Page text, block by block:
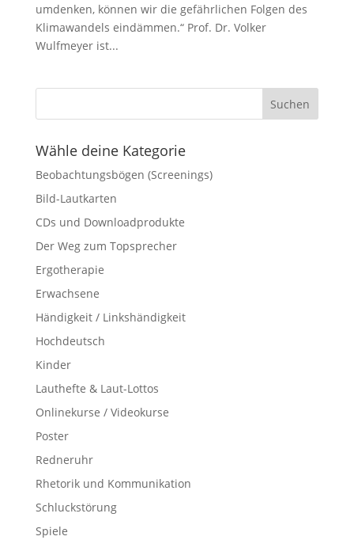
umdenken, können wir die gefährlichen Folgen des
Klimawandels eindämmen.“ Prof. Dr. Volker
Wulfmeyer ist...
Wähle deine Kategorie
Beobachtungsbögen (Screenings)
Bild-Lautkarten
CDs und Downloadprodukte
Der Weg zum Topsprecher
Ergotherapie
Erwachsene
Händigkeit / Linkshändigkeit
Hochdeutsch
Kinder
Lauthefte & Laut-Lottos
Onlinekurse / Videokurse
Poster
Redneruhr
Rhetorik und Kommunikation
Schluckstörung
Spiele